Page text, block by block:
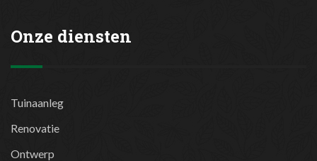
Onze diensten
Tuinaanleg
Renovatie
Ontwerp